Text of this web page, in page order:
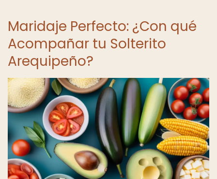
Maridaje Perfecto: ¿Con qué
Acompañar tu Solterito
Arequipeño?